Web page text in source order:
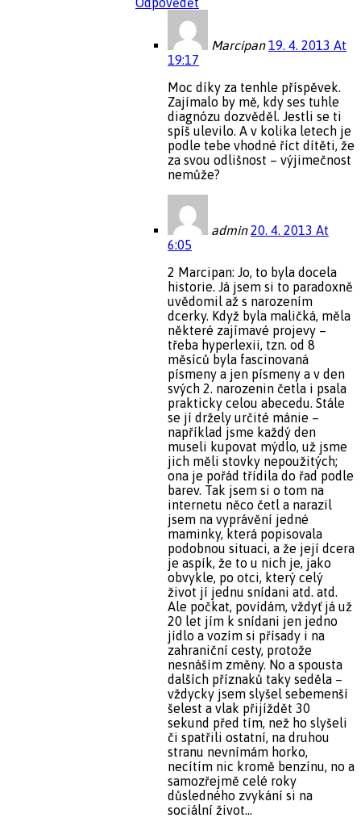
Marcipan 19. 4. 2013 At
19:17
Moc díky za tenhle příspěvek.
Zajímalo by mě, kdy ses tuhle
diagnózu dozvěděl. Jestli se ti
spíš ulevilo. A v kolika letech je
podle tebe vhodné říct dítěti, že
za svou odlišnost – výjimečnost
nemůže?
admin 20. 4. 2013 At
6:05
2 Marcipan: Jo, to byla docela
historie. Já jsem si to paradoxně
uvědomil až s narozením
dcerky. Když byla maličká, měla
některé zajímavé projevy –
třeba hyperlexii, tzn. od 8
měsíců byla fascinovaná
písmeny a jen písmeny a v den
svých 2. narozenin četla i psala
prakticky celou abecedu. Stále
se jí držely určité mánie –
například jsme každý den
museli kupovat mýdlo, už jsme
jich měli stovky nepoužitých;
ona je pořád třídila do řad podle
barev. Tak jsem si o tom na
internetu něco četl a narazil
jsem na vyprávění jedné
maminky, která popisovala
podobnou situaci, a že její dcera
je aspík, že to u nich je, jako
obvykle, po otci, který celý
život jí jednu snídani atd. atd.
Ale počkat, povídám, vždyť já už
20 let jím k snídani jen jedno
jídlo a vozím si přísady i na
zahraniční cesty, protože
nesnáším změny. No a spousta
dalších příznaků taky seděla –
vždycky jsem slyšel sebemenší
šelest a vlak přijíždět 30
sekund před tím, než ho slyšeli
či spatřili ostatní, na druhou
stranu nevnímám horko,
necítím nic kromě benzínu, no a
samozřejmě celé roky
důsledného zvykání si na
sociální život…